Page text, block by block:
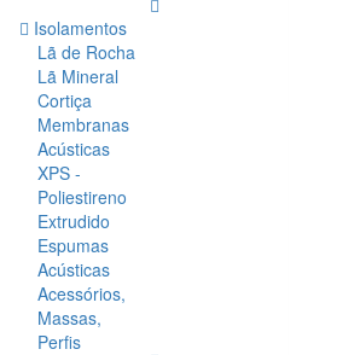
Isolamentos
Lã de Rocha
Lã Mineral
Cortiça
Membranas
Acústicas
XPS -
Poliestireno
Extrudido
Espumas
Acústicas
Acessórios,
Massas,
Perfis